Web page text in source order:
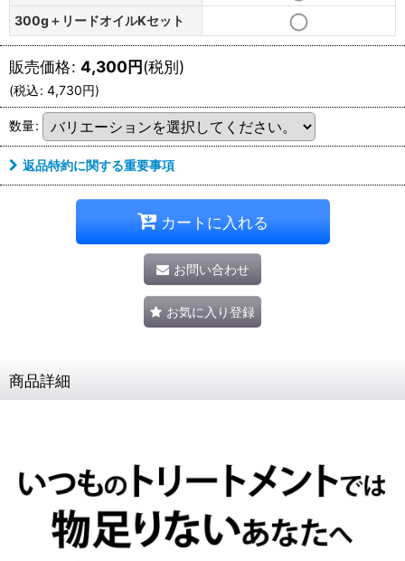
300g＋リードオイルKセット
販売価格: 4,300円(税別)
(税込: 4,730円)
数量:
返品特約に関する重要事項
カートに入れる
お問い合わせ
お気に入り登録
商品詳細